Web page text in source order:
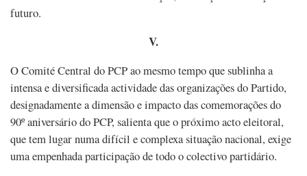
futuro.
V.
O Comité Central do PCP ao mesmo tempo que sublinha a
intensa e diversificada actividade das organizações do Partido,
designadamente a dimensão e impacto das comemorações do
90º aniversário do PCP, salienta que o próximo acto eleitoral,
que tem lugar numa difícil e complexa situação nacional, exige
uma empenhada participação de todo o colectivo partidário.